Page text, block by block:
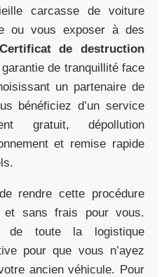
carcasse de voiture
ou vous exposer à des
Certificat de destruction
de tranquillité face
un partenaire de
bénéficiez d’un service
gratuit, dépollution
et remise rapide
rendre cette procédure
et sans frais pour vous.
de toute la logistique
pour que vous n’ayez
ancien véhicule. Pour